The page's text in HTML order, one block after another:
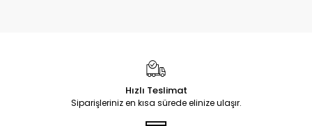
Hızlı Teslimat
Siparişleriniz en kısa sürede elinize ulaşır.